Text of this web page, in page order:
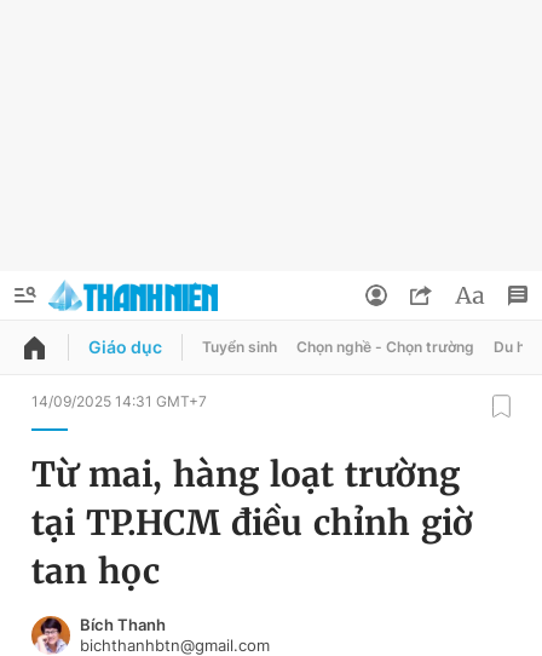
QUẢNG CÁO ĐẶT BÁO
Chuyên mục
Chuyên mục khác
Chào ngày mới
Đổi mật khẩu
Tin đã lưu
Tin đã xem
Giáo dục Tuyển sinh Chọn nghề - Chọn trường Du học
14/09/2025 14:31 GMT+7
Từ mai, hàng loạt trường
tại TP.HCM điều chỉnh giờ
tan học
Bích Thanh
bichthanhbtn@gmail.com